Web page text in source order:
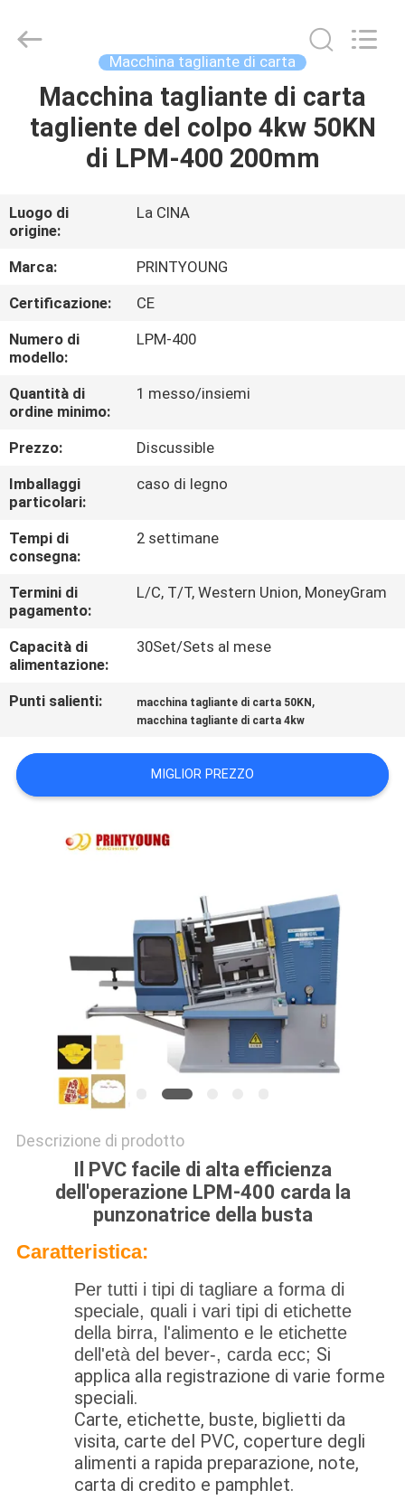
CASA
PRODOTTI
VIDEO
CIRCA
NOI
GIRO
DELLA
FABBRICA
CONTROLLO
DI
QUALITÀ
CONTATTICI
RICHIEDA
CITAZIONE
MAPPA
DEL
Printyoung
International
Macchina tagliante di carta
Macchina tagliante di carta
tagliente del colpo 4kw 50KN
di LPM-400 200mm
Luogo di
origine:
La CINA
Marca:
PRINTYOUNG
Certificazione:
CE
Numero di
modello:
LPM-400
Quantità di
ordine minimo:
1 messo/insiemi
Prezzo:
Discussible
Imballaggi
particolari:
caso di legno
Tempi di
consegna:
2 settimane
Termini di
pagamento:
L/C, T/T, Western Union, MoneyGram
Capacità di
alimentazione:
30Set/Sets al mese
Punti salienti: macchina tagliante di carta 50KN ,
macchina tagliante di carta 4kw
MIGLIOR PREZZO
Descrizione di prodotto
Il PVC facile di alta efficienza
dell'operazione LPM-400 carda la
punzonatrice della busta
Caratteristica:
Per tutti i tipi di tagliare a forma di
speciale, quali i vari tipi di etichette
della birra, l'alimento e le etichette
dell'età del bever-, carda ecc; Si
applica alla registrazione di varie forme
speciali.
Carte, etichette, buste, biglietti da
visita, carte del PVC, coperture degli
alimenti a rapida preparazione, note,
carta di credito e pamphlet.